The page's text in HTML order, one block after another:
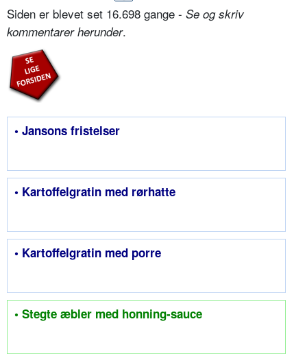
Siden er blevet set 16.698 gange - Se og skriv
kommentarer herunder.
• Jansons fristelser
• Kartoffelgratin med rørhatte
• Kartoffelgratin med porre
• Stegte æbler med honning-sauce